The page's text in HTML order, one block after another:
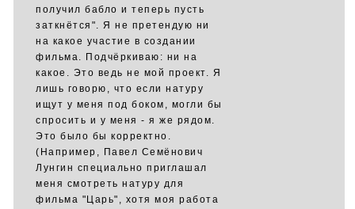
получил бабло и теперь пусть
заткнётся". Я не претендую ни
на какое участие в создании
фильма. Подчёркиваю: ни на
какое. Это ведь не мой проект. Я
лишь говорю, что если натуру
ищут у меня под боком, могли бы
спросить и у меня - я же рядом.
Это было бы корректно.
(Например, Павел Семёнович
Лунгин специально приглашал
меня смотреть натуру для
фильма "Царь", хотя моя работа